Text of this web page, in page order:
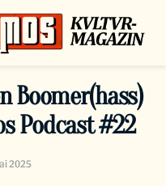
Boomer(hass)
Podcast #22
2025